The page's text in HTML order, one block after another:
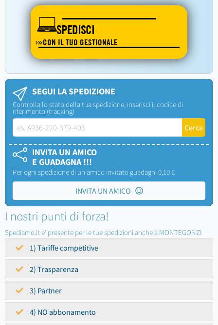
SPEDISCI
CON IL TUO GESTIONALE
SEGUI LA SPEDIZIONE
Controlla lo stato della tua spedizione, inserisci il codice di
riferimento (tracking)
INVITA UN AMICO
E GUADAGNA !!!
Per ogni spedizione di un amico invitato guadagni 0,10 €
INVITA UN AMICO
I nostri punti di forza!
Spediamo.it e' presente per le tue spedizioni anche a MONTEGONZI
1) Tariffe competitive
2) Trasparenza
3) Partner
4) NO abbonamento